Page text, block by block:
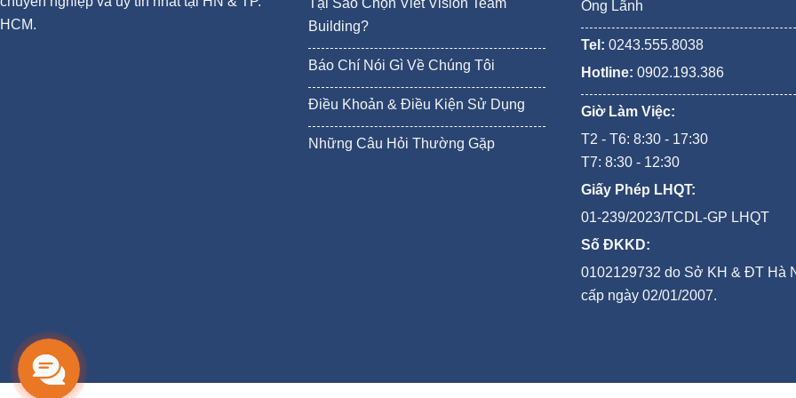
HCM.
Building?
Báo Chí Nói Gì Về Chúng Tôi
Điều Khoản & Điều Kiện Sử Dụng
Những Câu Hỏi Thường Gặp
Ông Lãnh
Tel: 0243.555.8038
Hotline: 0902.193.386
Giờ Làm Việc:
T2 - T6: 8:30 - 17:30
T7: 8:30 - 12:30
Giấy Phép LHQT:
01-239/2023/TCDL-GP LHQT
Số ĐKKD:
0102129732 do Sở KH & ĐT Hà
cấp ngày 02/01/2007.